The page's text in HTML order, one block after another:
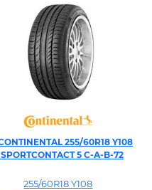
255/60R18 Y108
5 C-A-B-72
255/60R18 Y108